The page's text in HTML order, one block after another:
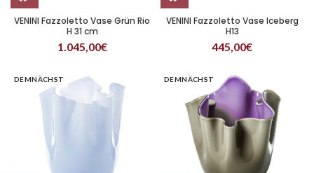
VENINI Fazzoletto Vase Grün Rio
H 31 cm
1.045,00€
VENINI Fazzoletto Vase Iceberg
H13
445,00€
DEMNÄCHST DEMNÄCHST